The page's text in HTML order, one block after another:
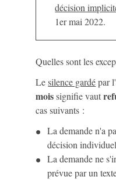
décision
1ermai 2022.
Quelles sont les
Lesilence gardépar
moissignifie vaut
cas suivants :
La demande n'a
décision
La demande ne
prévue par un